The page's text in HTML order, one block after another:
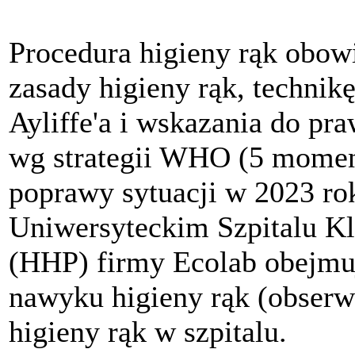
Procedura higieny rąk
zasady higieny rąk,
Ayliffe'a i wskazania do
wg strategii WHO (5
poprawy sytuacji w 2023
Uniwersyteckim Szpitalu
(HHP) firmy Ecolab
nawyku higieny rąk
higieny rąk w szpitalu.